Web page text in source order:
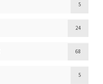
5
24
68
5